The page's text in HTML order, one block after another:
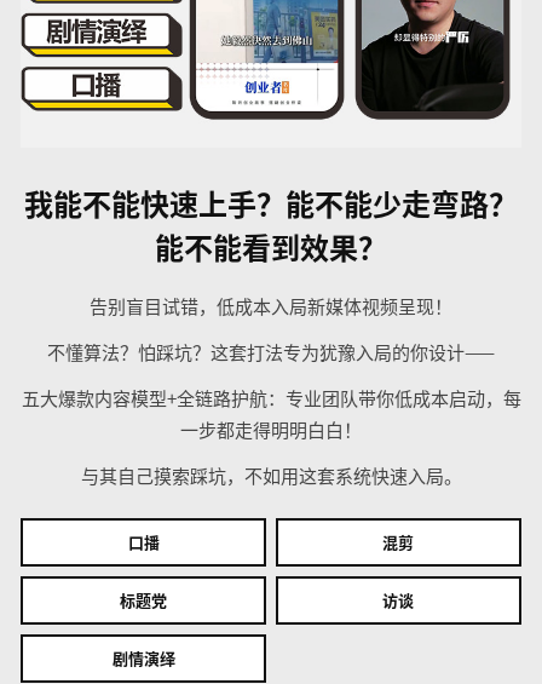
我能不能快速上手？能不能少走弯路？
能不能看到效果？
告别盲目试错，低成本入局新媒体视频呈现！
不懂算法？怕踩坑？这套打法专为犹豫入局的你设计——
五大爆款内容模型+全链路护航：专业团队带你低成本启动，每
一步都走得明明白白！
与其自己摸索踩坑，不如用这套系统快速入局。
口播 混剪
标题党 访谈
剧情演绎